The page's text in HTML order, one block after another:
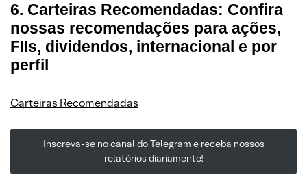
6. Carteiras Recomendadas: Confira
nossas recomendações para ações,
FIIs, dividendos, internacional e por
perfil
Carteiras Recomendadas
Inscreva-se no canal do Telegram e receba nossos
relatórios diariamente!